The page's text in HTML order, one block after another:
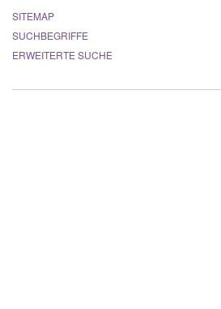
SITEMAP
SUCHBEGRIFFE
ERWEITERTE SUCHE